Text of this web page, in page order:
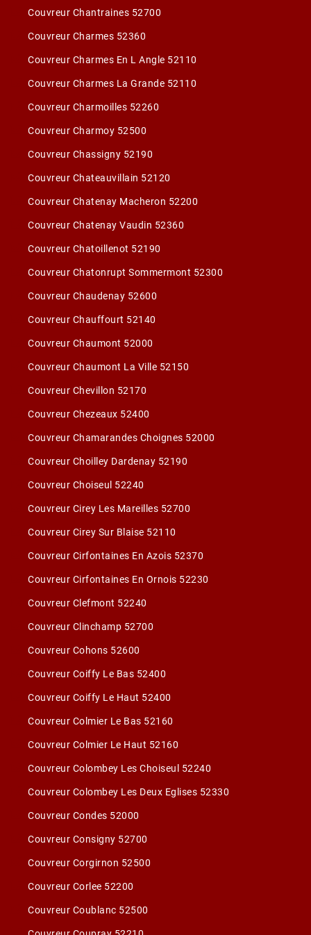
Couvreur Chantraines 52700
Couvreur Charmes 52360
Couvreur Charmes En L Angle 52110
Couvreur Charmes La Grande 52110
Couvreur Charmoilles 52260
Couvreur Charmoy 52500
Couvreur Chassigny 52190
Couvreur Chateauvillain 52120
Couvreur Chatenay Macheron 52200
Couvreur Chatenay Vaudin 52360
Couvreur Chatoillenot 52190
Couvreur Chatonrupt Sommermont 52300
Couvreur Chaudenay 52600
Couvreur Chauffourt 52140
Couvreur Chaumont 52000
Couvreur Chaumont La Ville 52150
Couvreur Chevillon 52170
Couvreur Chezeaux 52400
Couvreur Chamarandes Choignes 52000
Couvreur Choilley Dardenay 52190
Couvreur Choiseul 52240
Couvreur Cirey Les Mareilles 52700
Couvreur Cirey Sur Blaise 52110
Couvreur Cirfontaines En Azois 52370
Couvreur Cirfontaines En Ornois 52230
Couvreur Clefmont 52240
Couvreur Clinchamp 52700
Couvreur Cohons 52600
Couvreur Coiffy Le Bas 52400
Couvreur Coiffy Le Haut 52400
Couvreur Colmier Le Bas 52160
Couvreur Colmier Le Haut 52160
Couvreur Colombey Les Choiseul 52240
Couvreur Colombey Les Deux Eglises 52330
Couvreur Condes 52000
Couvreur Consigny 52700
Couvreur Corgirnon 52500
Couvreur Corlee 52200
Couvreur Coublanc 52500